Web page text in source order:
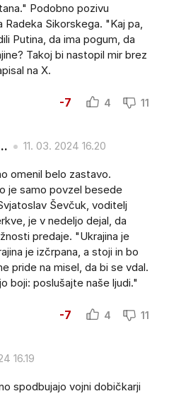
Podobno pozivu
Sikorskega. "Kaj pa,
Putina, da ima pogum, da
Takoj bi nastopil mir brez
na X.
-7 4 11
11. 03. 2024 16.20
omenil belo zastavo.
je samo povzel besede
Ševčuk, voditelj
je v nedeljo dejal, da
predaje. "Ukrajina je
je izčrpana, a stoji in bo
pride na misel, da bi se vdal.
boji: poslušajte naše ljudi."
-7 4 11
16.19
spodbujajo vojni dobičkarji